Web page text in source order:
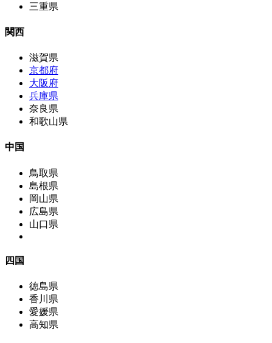
三重県
関西
滋賀県
京都府
大阪府
兵庫県
奈良県
和歌山県
中国
鳥取県
島根県
岡山県
広島県
山口県
四国
徳島県
香川県
愛媛県
高知県